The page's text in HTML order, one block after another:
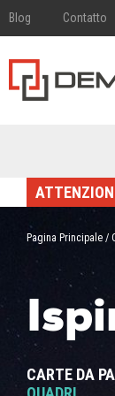
Blog Contatto
Pagina Principale /
CARTE DA